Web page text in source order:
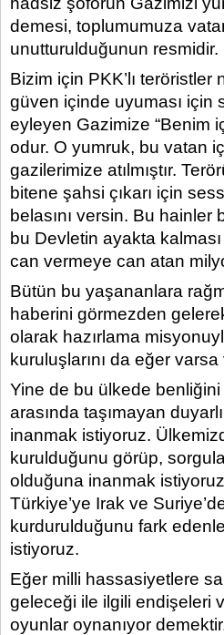
demesi, toplumumuza
unutturulduğunun resmidir.
Bizim için PKK’lı
güven içinde uyuması için
eyleyen Gazimize “Benim
odur. O yumruk, bu vatan
gazilerimize atılmıştır.
bitene şahsi çıkarı için
belasını versin. Bu
bu Devletin ayakta
can vermeye can atan
Bütün bu yaşananlara
haberini görmezden
olarak hazırlama
kuruluşlarını da eğer
Yine de bu ülkede benliğini
arasında taşımayan
inanmak istiyoruz.
kurulduğunu görüp,
olduğuna inanmak
Türkiye’ye Irak ve
kurdurulduğunu fark
istiyoruz.
Eğer milli hassasiyetlere
geleceği ile ilgili endişeleri
oyunlar oynanıyor